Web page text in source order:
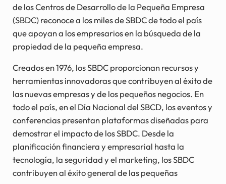
de los Centros de Desarrollo de la Pequeña Empresa
(SBDC) reconoce a los miles de SBDC de todo el país
que apoyan a los empresarios en la búsqueda de la
propiedad de la pequeña empresa.
Creados en 1976, los SBDC proporcionan recursos y
herramientas innovadoras que contribuyen al éxito de
las nuevas empresas y de los pequeños negocios. En
todo el país, en el Día Nacional del SBCD, los eventos y
conferencias presentan plataformas diseñadas para
demostrar el impacto de los SBDC. Desde la
planificación financiera y empresarial hasta la
tecnología, la seguridad y el marketing, los SBDC
contribuyen al éxito general de las pequeñas